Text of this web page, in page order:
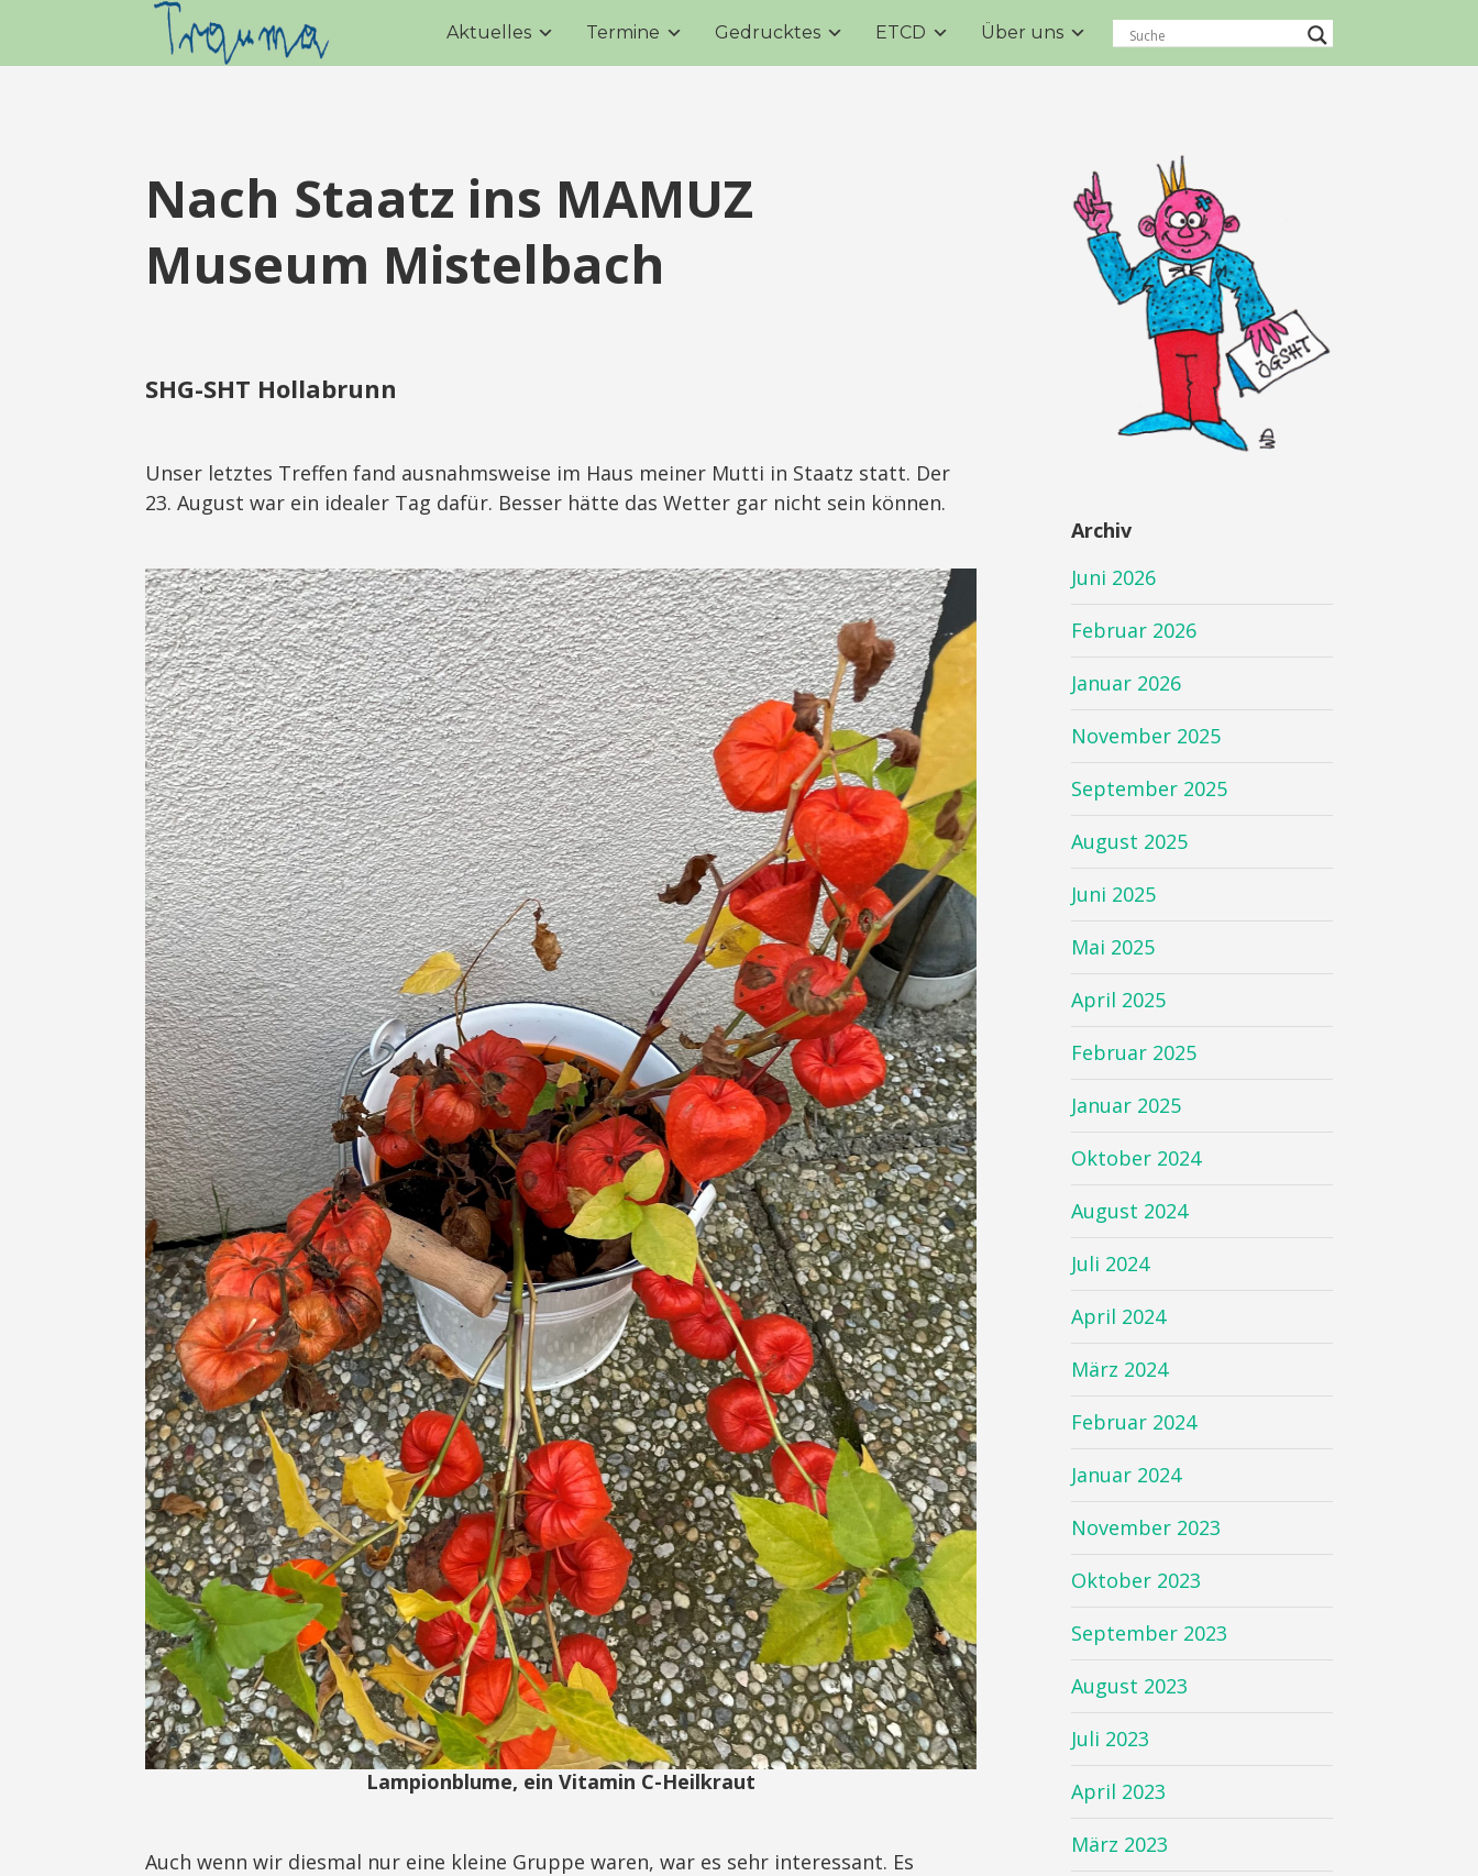
Aktuelles Termine Gedrucktes ETCD Über uns
Nach Staatz ins MAMUZ
Museum Mistelbach
SHG-SHT Hollabrunn
Unser letztes Treffen fand ausnahmsweise im Haus meiner Mutti in Staatz statt. Der
23. August war ein idealer Tag dafür. Besser hätte das Wetter gar nicht sein können.
Lampionblume, ein Vitamin C-Heilkraut
Auch wenn wir diesmal nur eine kleine Gruppe waren, war es sehr interessant. Es
Archiv
Juni 2026
Februar 2026
Januar 2026
November 2025
September 2025
August 2025
Juni 2025
Mai 2025
April 2025
Februar 2025
Januar 2025
Oktober 2024
August 2024
Juli 2024
April 2024
März 2024
Februar 2024
Januar 2024
November 2023
Oktober 2023
September 2023
August 2023
Juli 2023
April 2023
März 2023